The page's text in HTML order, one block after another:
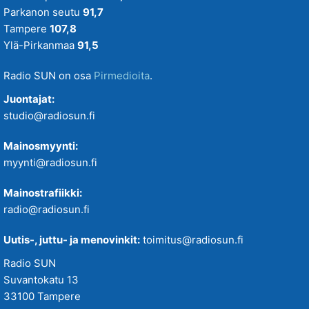
Parkanon seutu 91,7
Tampere 107,8
Ylä-Pirkanmaa 91,5
Radio SUN on osa Pirmedioita.
Juontajat:
studio@radiosun.fi
Mainosmyynti:
myynti@radiosun.fi
Mainostrafiikki:
radio@radiosun.fi
Uutis-, juttu- ja menovinkit: toimitus@radiosun.fi
Radio SUN
Suvantokatu 13
33100 Tampere